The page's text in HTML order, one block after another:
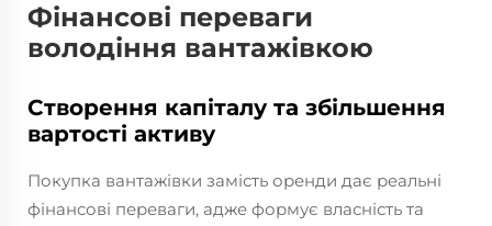
Фінансові переваги
володіння вантажівкою
Створення капіталу та збільшення
вартості активу
Покупка вантажівки замість оренди дає реальні
фінансові переваги, адже формує власність та